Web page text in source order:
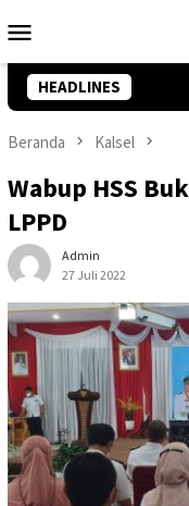
ke
Mobile
HEADLINES
Balangan Resmi
Beranda Kalsel
Wabup HSS
LPPD
Admin
27 Juli 2022